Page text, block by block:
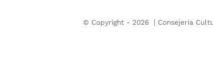
© Copyright - 2026 | Consejería